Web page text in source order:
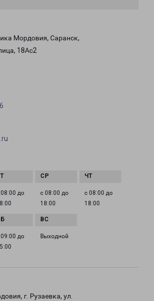
Мордовия, Саранск,
18Ас2
08:00 до
с 08:00 до
18:00
с 08:00 до
18:00
09:00 до
Выходной
г. Рузаевка, ул.